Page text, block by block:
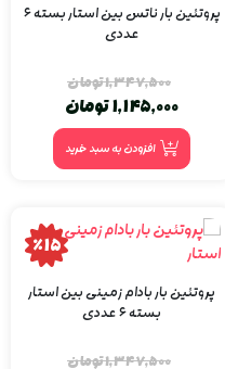
پروتئین بار ناتس بین استار بسته ۶
عددی
1,347,500تومان
1,145,000تومان
افزودن به سبد خرید
٪15
پروتئین بار بادام زمینی بین استار
بسته ۶ عددی
1,347,500تومان